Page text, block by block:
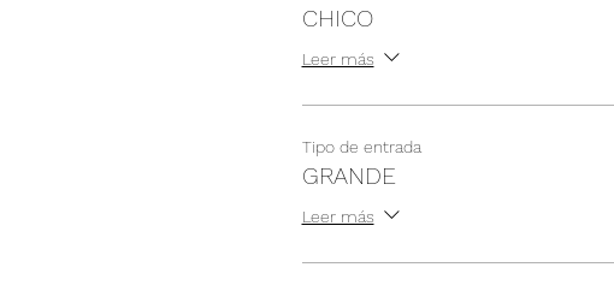
CHICO
Leer más
Tipo de entrada
GRANDE
Leer más